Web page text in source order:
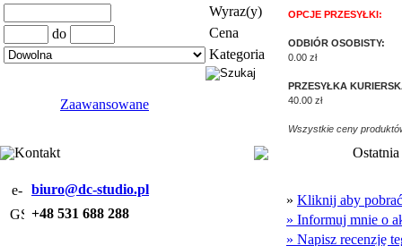
Wyraz(y)
do
Cena
Kategoria
Zaawansowane
Kontakt
biuro@dc-studio.pl
+48 531 688 288
OPCJE PRZESYŁKI:
ODBIÓR OSOBISTY:
0.00 zł
PRZESYŁKA
40.00 zł
Wszystkie ceny
» Kliknij aby
» Informuj mnie o
» Napisz recenzję